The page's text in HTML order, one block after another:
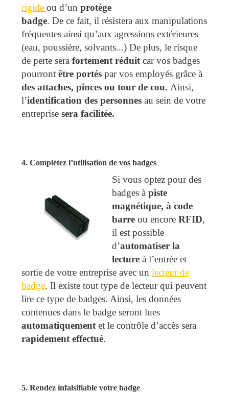
rigide ou d’un protège
badge. De ce fait, il résistera aux manipulations
fréquentes ainsi qu’aux agressions extérieures
(eau, poussière, solvants...) De plus, le risque
de perte sera fortement réduit car vos badges
pourront être portés par vos employés grâce à
des attaches, pinces ou tour de cou. Ainsi,
l’identification des personnes au sein de votre
entreprise sera facilitée.
4. Complétez l’utilisation de vos badges
Si vous optez pour des
badges à piste
magnétique, à code
barre ou encore RFID,
il est possible
d’automatiser la
lecture à l’entrée et
sortie de votre entreprise avec un lecteur de
badge. Il existe tout type de lecteur qui peuvent
lire ce type de badges. Ainsi, les données
contenues dans le badge seront lues
automatiquement et le contrôle d’accès sera
rapidement effectué.
5. Rendez infalsifiable votre badge